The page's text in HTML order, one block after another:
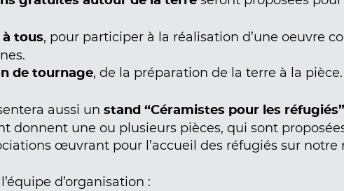
tous, pour participer à la réalisation d’une oeuvre
de tournage, de la préparation de la terre à la pièce.
aussi un stand “Céramistes pour les réfugiés”
donnent une ou plusieurs pièces, qui sont
œuvrant pour l’accueil des réfugiés sur notre
d’organisation :